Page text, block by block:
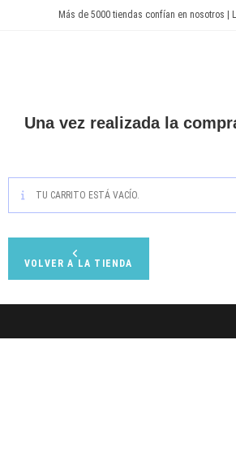
Más de 5000 tiendas confían en nosotros
Una vez realizada la
TU CARRITO ESTÁ VACÍO.
VOLVER A LA TIENDA